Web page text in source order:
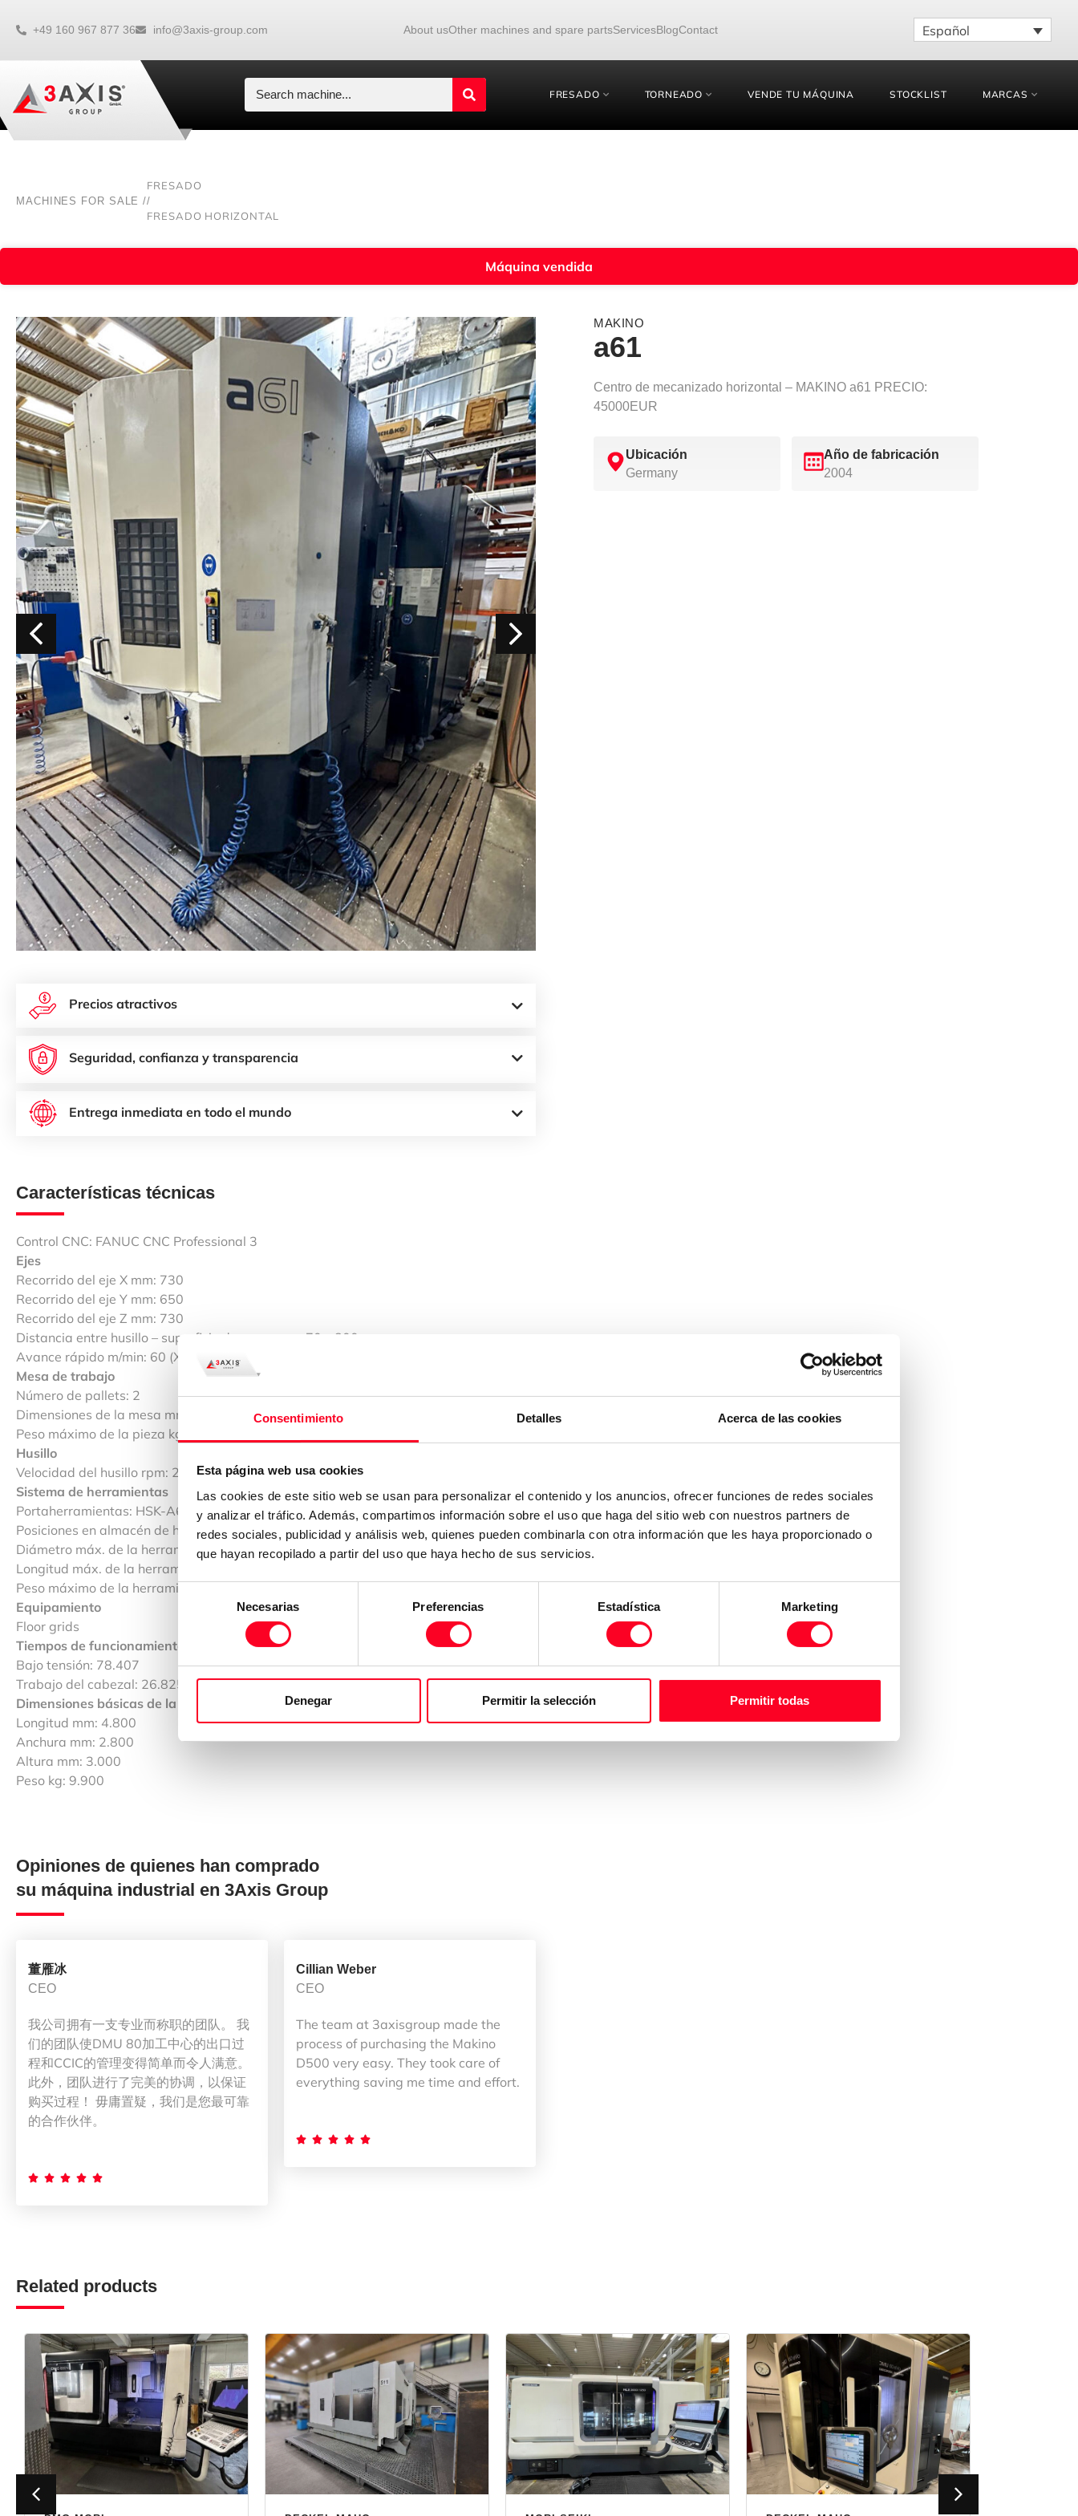
Consentimiento Detalles Acerca de las cookies
Esta página web usa cookies
Las cookies de este sitio web se usan para personalizar el contenido y los anuncios, ofrecer funciones de redes sociales
y analizar el tráfico. Además, compartimos información sobre el uso que haga del sitio web con nuestros partners de
redes sociales, publicidad y análisis web, quienes pueden combinarla con otra información que les haya proporcionado o
que hayan recopilado a partir del uso que haya hecho de sus servicios.
Selección
consentimiento
Necesarias Preferencias Estadística Marketing
Denegar Permitir la selección Permitir todas
+49 160 967 877 36 info@3axis-group.com About usOther machines and spare partsServicesBlogContact Español
FRESADO TORNEADO VENDE TU MÁQUINA STOCKLIST MARCAS
MACHINES FOR SALE /
FRESADO
/
FRESADO HORIZONTAL
Máquina vendida
Precios atractivos
Seguridad, confianza y transparencia
Entrega inmediata en todo el mundo
Características técnicas
Control CNC: FANUC CNC Professional 3
Ejes
Recorrido del eje X mm: 730
Recorrido del eje Y mm: 650
Recorrido del eje Z mm: 730
Distancia entre husillo – superficie de mesa mm: 70 – 800
Avance rápido m/min: 60 (X,Y,Z)
Mesa de trabajo
Número de pallets: 2
Dimensiones de la mesa mm: 500 x 500
Peso máximo de la pieza kg: 700
Husillo
Velocidad del husillo rpm: 20-12.000
Sistema de herramientas
Portaherramientas: HSK-A63
Posiciones en almacén de herramientas: 60
Diámetro máx. de la herramienta mm: 70
Longitud máx. de la herramienta mm: 360
Peso máximo de la herramienta kg: 12
Equipamiento
Floor grids
Tiempos de funcionamiento de la máquina
Bajo tensión: 78.407
Trabajo del cabezal: 26.825
Dimensiones básicas de la máquina / peso
Longitud mm: 4.800
Anchura mm: 2.800
Altura mm: 3.000
Peso kg: 9.900
Opiniones de quienes han comprado
su máquina industrial en 3Axis Group
董雁冰
CEO
我公司拥有一支专业而称职的团队。 我
们的团队使DMU 80加工中心的出口过
程和CCIC的管理变得简单而令人满意。
此外，团队进行了完美的协调，以保证
购买过程！ 毋庸置疑，我们是您最可靠
的合作伙伴。
    
Cillian Weber
CEO
The team at 3axisgroup made the
process of purchasing the Makino
D500 very easy. They took care of
everything saving me time and effort.
    
MAKINO
a61
Centro de mecanizado horizontal – MAKINO a61 PRECIO:
45000EUR
Ubicación
Germany
Año de fabricación
2004
Related products